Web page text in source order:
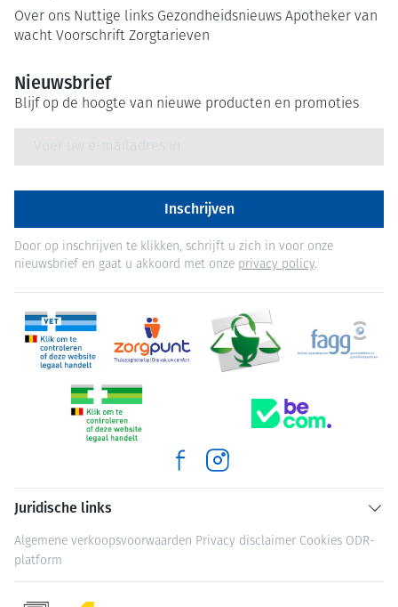
Over ons Nuttige links Gezondheidsnieuws Apotheker van
wacht Voorschrift Zorgtarieven
Nieuwsbrief
Blijf op de hoogte van nieuwe producten en promoties
Inschrijven
Door op inschrijven te klikken, schrijft u zich in voor onze
nieuwsbrief en gaat u akkoord met onze privacy policy.
Juridische links
Algemene verkoopsvoorwaarden Privacy disclaimer Cookies ODR-
platform